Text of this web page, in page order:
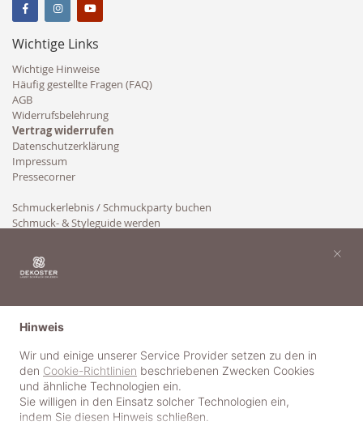
Wichtige Links
Wichtige Hinweise
Häufig gestellte Fragen (FAQ)
AGB
Widerrufsbelehrung
Vertrag widerrufen
Datenschutzerklärung
Impressum
Pressecorner
Schmuckerlebnis / Schmuckparty buchen
Schmuck- & Styleguide werden
Hinweis
Wir und einige unserer Service Provider setzen zu den in
den Cookie-Richtlinien beschriebenen Zwecken Cookies
und ähnliche Technologien ein.
Sie willigen in den Einsatz solcher Technologien ein,
indem Sie diesen Hinweis schließen.
×